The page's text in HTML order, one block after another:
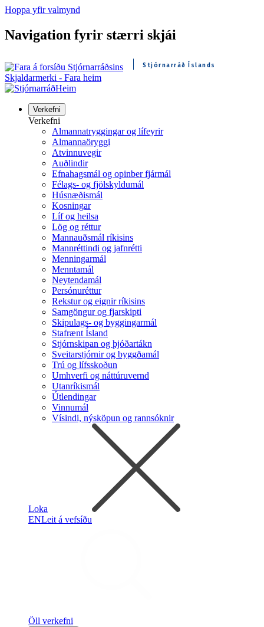
Hoppa yfir valmynd
Navigation fyrir stærri skjái
Stjórnarráð Íslands
Skjaldarmerki - Fara heim
Heim
Verkefni
Verkefni
Almannatryggingar og lífeyrir
Almannaöryggi
Atvinnuvegir
Auðlindir
Efnahagsmál og opinber fjármál
Félags- og fjölskyldumál
Húsnæðismál
Kosningar
Líf og heilsa
Lög og réttur
Mannauðsmál ríkisins
Mannréttindi og jafnrétti
Menningarmál
Menntamál
Neytendamál
Persónuréttur
Rekstur og eignir ríkisins
Samgöngur og fjarskipti
Skipulags- og byggingarmál
Stafrænt Ísland
Stjórnskipan og þjóðartákn
Sveitarstjórnir og byggðamál
Trú og lífsskoðun
Umhverfi og náttúruvernd
Utanríkismál
Útlendingar
Vinnumál
Vísindi, nýsköpun og rannsóknir
Loka
ENLeit á vefsíðu
Öll verkefni